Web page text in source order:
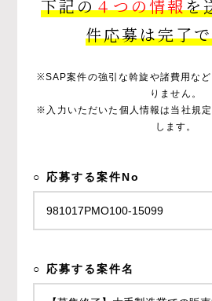
下記の４つの情報を
件応募は完了
※SAP案件の強引な斡旋や諸費用な
りません。
※入力いただいた個人情報は当社規
します。
○ 応募する案件No
○ 応募する案件名